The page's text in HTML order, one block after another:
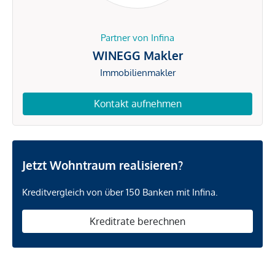
Partner von Infina
WINEGG Makler
Immobilienmakler
Kontakt aufnehmen
Jetzt Wohntraum realisieren?
Kreditvergleich von über 150 Banken mit Infina.
Kreditrate berechnen